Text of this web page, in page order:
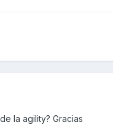
la agility? Gracias